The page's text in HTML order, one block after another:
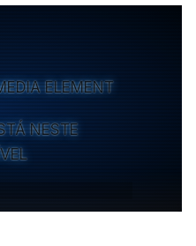
ELEMENT
NESTE